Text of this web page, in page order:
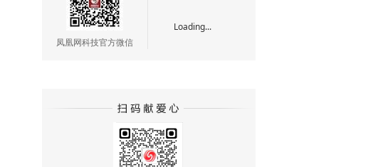
凤凰网科技官方微信
Loading...